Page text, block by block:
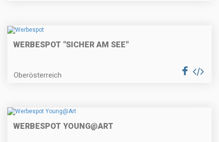
WERBESPOT "SICHER AM SEE"
Oberösterreich
WERBESPOT YOUNG@ART